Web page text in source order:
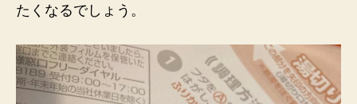
たくなるでしょう。